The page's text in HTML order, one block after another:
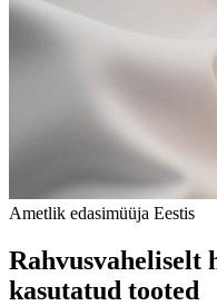
Ametlik edasimüüja Eestis
kasutatud tooted